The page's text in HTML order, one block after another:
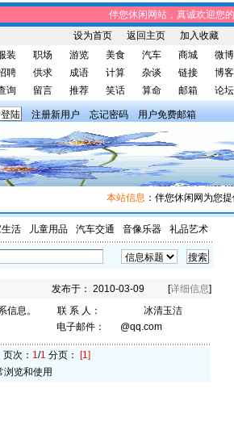
伴您休闲网站，真诚欢迎您
设为首页 返回主页
加入收藏
装 职场 游览 美食 汽车 商城
微博
聘 供求 成语 计算 杂谈 链接
博客
询 留言 推荐 笑话 算命 邮箱 论坛
注册新用户 忘记密码 用户免费邮箱
本站信息：伴您休闲网为您提
活 儿童用品 汽车交通 音像乐器 礼品艺术
发布于： 2010-03-09 [详细信息]
息。 联 系 人：
冰清玉洁
电子邮件： @qq.com
页次： 1/1 分页： [1]
览和使用